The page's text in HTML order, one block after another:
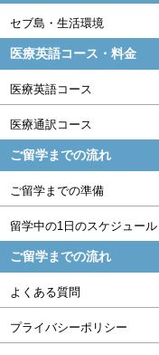
セブ島・生活環境
医療英語コース・料金
医療英語コース
医療通訳コース
ご留学までの流れ
ご留学までの準備
留学中の1日のスケジュール
ご留学までの流れ
よくある質問
プライバシーポリシー